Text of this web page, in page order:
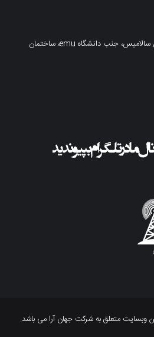
قبرس شمالی، فاماگوستا، خیابان سالامیس، جنب دانشگاه emu، ساختمان
وبسایت متعلق به شرکت جهان آرا می باشد.